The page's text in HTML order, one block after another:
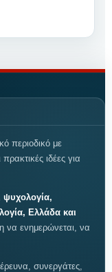
περιοδικό με
ιδέες για
ψυχολογία,
Ελλάδα και
να ενημερώνεται, να
συνεργάτες,